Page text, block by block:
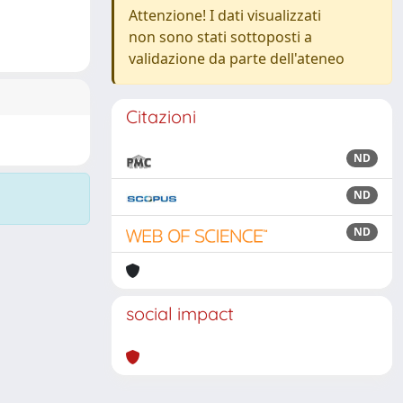
Attenzione! I dati visualizzati
non sono stati sottoposti a
validazione da parte dell'ateneo
Citazioni
ND
ND
ND
social impact